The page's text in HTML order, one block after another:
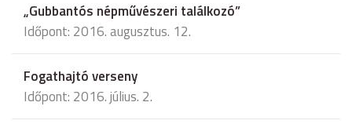
„Gubbantós népművészeri találkozó”
Időpont: 2016. augusztus. 12.
Fogathajtó verseny
Időpont: 2016. július. 2.